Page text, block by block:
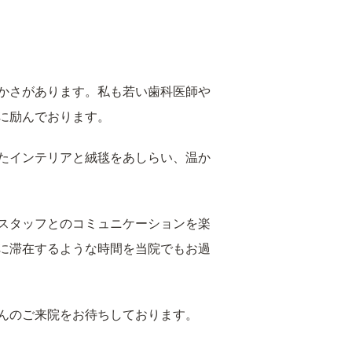
さがあります。私も若い歯科医師や
んでおります。
インテリアと絨毯をあしらい、温か
タッフとのコミュニケーションを楽
滞在するような時間を当院でもお過
ご来院をお待ちしております。